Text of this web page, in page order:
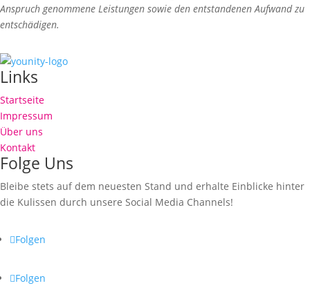
Anspruch genommene Leistungen sowie den entstandenen Aufwand zu
entschädigen.
Links
Startseite
Impressum
Über uns
Kontakt
Folge Uns
Bleibe stets auf dem neuesten Stand und erhalte Einblicke hinter
die Kulissen durch unsere Social Media Channels!
Folgen
Folgen